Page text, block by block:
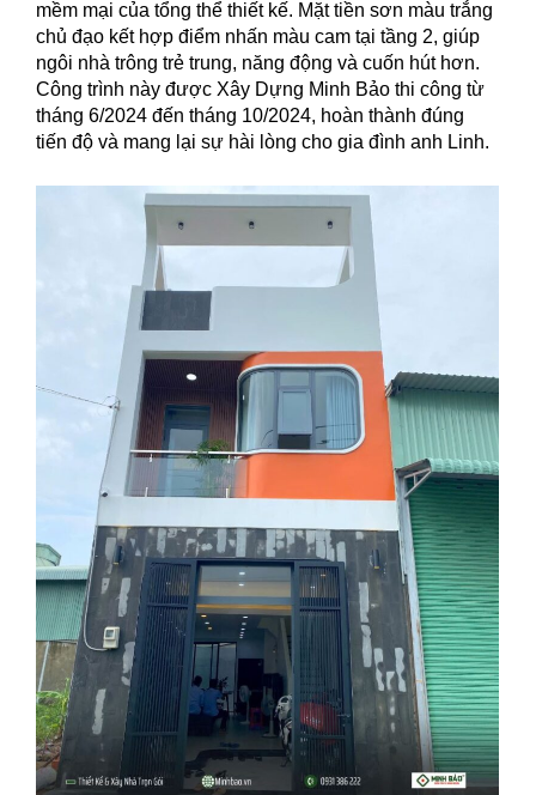
mềm mại của tổng thể thiết kế. Mặt tiền sơn màu trắng
chủ đạo kết hợp điểm nhấn màu cam tại tầng 2, giúp
ngôi nhà trông trẻ trung, năng động và cuốn hút hơn.
Công trình này được Xây Dựng Minh Bảo thi công từ
tháng 6/2024 đến tháng 10/2024, hoàn thành đúng
tiến độ và mang lại sự hài lòng cho gia đình anh Linh.